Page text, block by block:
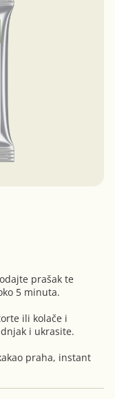
prašak te
5 minuta.
ili kolače i
i ukrasite.
praha, instant